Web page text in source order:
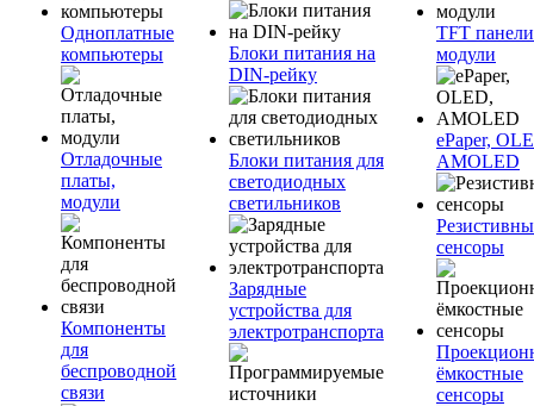
Одноплатные
компьютеры
Отладочные
платы,
модули
Компоненты
для
беспроводной
связи
Блоки питания на
DIN-рейку
Блоки питания для
светодиодных
светильников
Зарядные
устройства для
электротранспорта
TFT
модули
ePaper,
AMOLED
сенсоры
ёмкостные
сенсоры